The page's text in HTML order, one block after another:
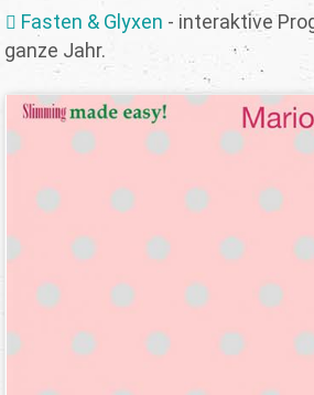
Fasten & Glyxen - interaktive
ganze Jahr.